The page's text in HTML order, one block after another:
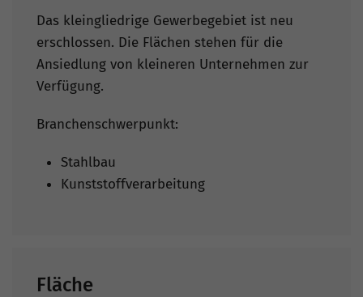
Das kleingliedrige Gewerbegebiet ist neu
erschlossen. Die Flächen stehen für die
Ansiedlung von kleineren Unternehmen zur
Verfügung.
Branchenschwerpunkt:
Stahlbau
Kunststoffverarbeitung
Fläche